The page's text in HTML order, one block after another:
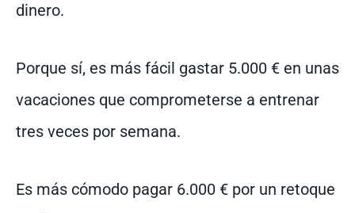
dinero.
Porque sí, es más fácil gastar 5.000 € en unas
vacaciones que comprometerse a entrenar
tres veces por semana.
Es más cómodo pagar 6.000 € por un retoque